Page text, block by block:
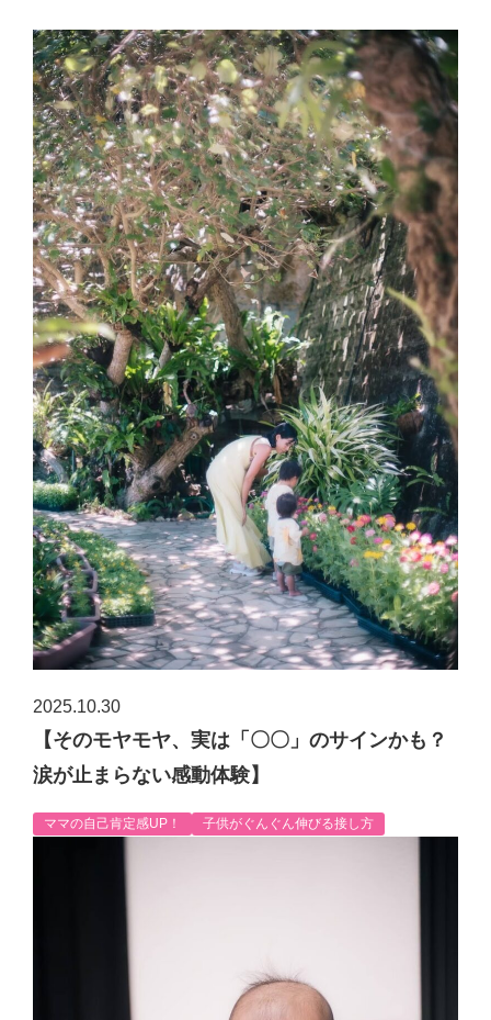
2025.10.30
【そのモヤモヤ、実は「〇〇」のサインかも？
涙が止まらない感動体験】
ママの自己肯定感UP！ 子供がぐんぐん伸びる接し方